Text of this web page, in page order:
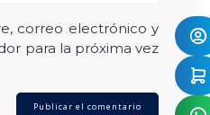
correo electrónico y
para la próxima vez